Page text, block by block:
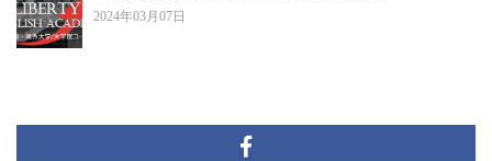
2024年03月07日